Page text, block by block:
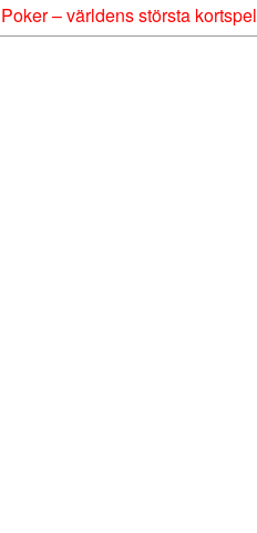
Poker – världens största kortspel